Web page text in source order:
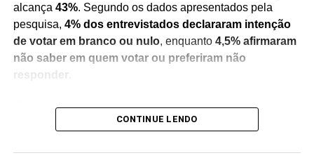
alcança 43%. Segundo os dados apresentados pela
pesquisa, 4% dos entrevistados declararam intenção
de votar em branco ou nulo, enquanto 4,5% afirmaram
não saber em quem votar ou preferiram não
Os números refletem um recorte do cenário eleitoral no
momento da realização do levantamento e servem como
Pesquisas de intenção de voto não representam
CONTINUE LENDO